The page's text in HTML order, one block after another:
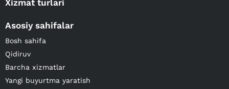
Xizmat turlari
Asosiy sahifalar
Bosh sahifa
Qidiruv
Barcha xizmatlar
Yangi buyurtma yaratish